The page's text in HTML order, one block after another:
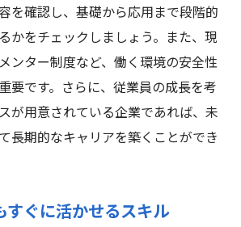
を確認し、基礎から応用まで段階的
かをチェックしましょう。また、現
ンター制度など、働く環境の安全性
要です。さらに、従業員の成長を考
が用意されている企業であれば、未
長期的なキャリアを築くことができ
すぐに活かせるスキル